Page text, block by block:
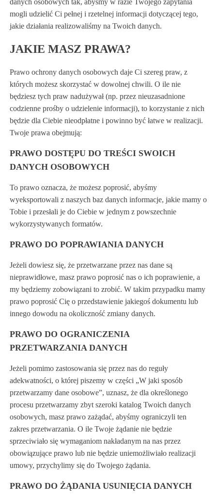
danych osobowych tak, abyśmy w razie Twojego zapytania
mogli udzielić Ci pełnej i rzetelnej informacji dotyczącej tego,
jakie działania realizowaliśmy na Twoich danych.
JAKIE MASZ PRAWA?
Prawo ochrony danych osobowych daje Ci szereg praw, z
których możesz skorzystać w dowolnej chwili. O ile nie
będziesz tych praw nadużywał (np. przez nieuzasadnione
codzienne prośby o udzielenie informacji), to korzystanie z nich
będzie dla Ciebie nieodpłatne i powinno być łatwe w realizacji.
Twoje prawa obejmują:
PRAWO DOSTĘPU DO TREŚCI SWOICH
DANYCH OSOBOWYCH
To prawo oznacza, że możesz poprosić, abyśmy
wyeksportowali z naszych baz danych informacje, jakie mamy o
Tobie i przesłali je do Ciebie w jednym z powszechnie
wykorzystywanych formatów.
PRAWO DO POPRAWIANIA DANYCH
Jeżeli dowiesz się, że przetwarzane przez nas dane są
nieprawidłowe, masz prawo poprosić nas o ich poprawienie, a
my będziemy zobowiązani to zrobić. W takim przypadku mamy
prawo poprosić Cię o przedstawienie jakiegoś dokumentu lub
innego dowodu na okoliczność zmiany danych.
PRAWO DO OGRANICZENIA
PRZETWARZANIA DANYCH
Jeżeli pomimo zastosowania się przez nas do reguły
adekwatności, o której piszemy w części „W jaki sposób
przetwarzamy dane osobowe”, uznasz, że dla określonego
procesu przetwarzamy zbyt szeroki katalog Twoich danych
osobowych, masz prawo zażądać, abyśmy ograniczyli ten
zakres przetwarzania. O ile Twoje żądanie nie będzie
sprzeciwiało się wymaganiom nakładanym na nas przez
obowiązujące prawo lub nie będzie uniemożliwiało realizacji
umowy, przychylimy się do Twojego żądania.
PRAWO DO ŻĄDANIA USUNIĘCIA DANYCH